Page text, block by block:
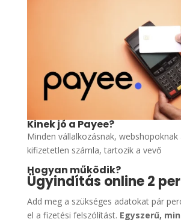
Kinek jó a Payee?
Minden vállalkozásnak,
kifizetetlen számla, tartozik a vevő
Hogyan működik?
Ügyindítás online 2
Add meg a szükséges adatokat pár
el a fizetési felszólítást. Egyszerű,